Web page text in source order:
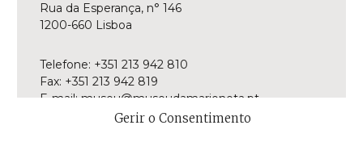
Gerir o Consentimento
Rua da Esperança, n° 146
1200-660 Lisboa
Telefone: +351 213 942 810
Fax: +351 213 942 819
E-mail:museu@museudamarioneta.pt